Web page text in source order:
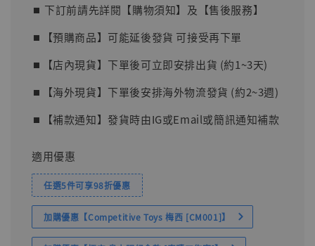
⏹︎ 下訂前請先詳閱【購物須知】及【售後服務】
⏹︎【預購商品】可能延後發貨 可接受再下單
⏹︎【店內現貨】下單後可立即安排出貨 (約1~3天)
⏹︎【海外現貨】下單後安排海外物流發貨 (約2~3週)
⏹︎【補款通知】發貨時由IG或Email或簡訊通知補款
適用優惠
任選5件可享98折優惠
加購優惠【Competitive Toys 梅西 [CM001]】